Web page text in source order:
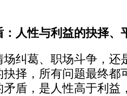
人性与利益的抉择、
葛、职场斗争，还
择，所有问题最终都
盾，是人性高于利益